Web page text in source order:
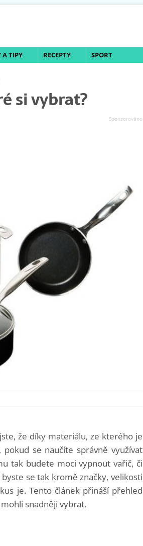
A TIPY RECEPTY SPORT
si vybrat?
že díky materiálu, ze kterého je
se naučíte správně využívat
tak budete moci vypnout vařič, či
byste se tak kromě značky, velikosti
je. Tento článek přináší přehled
snadněji vybrat.